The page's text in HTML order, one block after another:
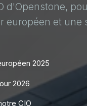
d'Openstone,
européen et une
2025
2026
CIO